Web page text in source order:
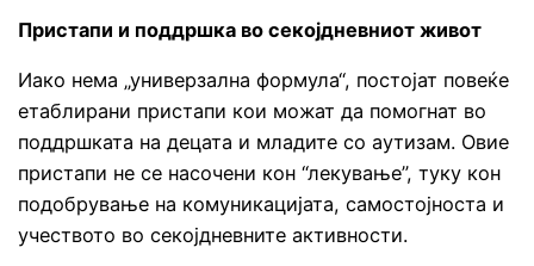
Пристапи и поддршка во секојдневниот живот
Иако нема „универзална формула“, постојат повеќе
етаблирани пристапи кои можат да помогнат во
поддршката на децата и младите со аутизам. Овие
пристапи не се насочени кон “лекување”, туку кон
подобрување на комуникацијата, самостојноста и
учеството во секојдневните активности.